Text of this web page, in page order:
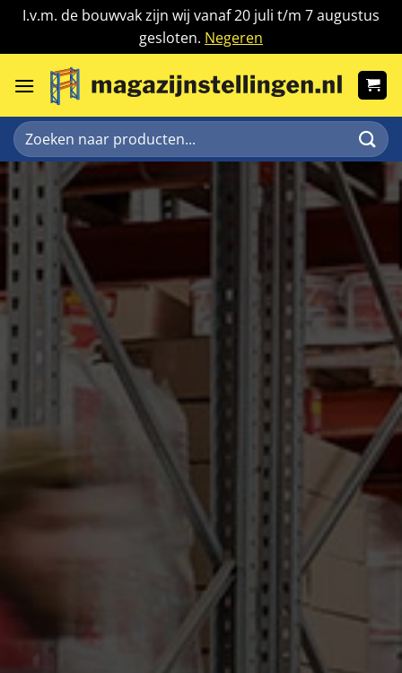
I.v.m. de bouwvak zijn wij vanaf 20 juli t/m 7 augustus
gesloten. Negeren
naar
Zoeken
naar: